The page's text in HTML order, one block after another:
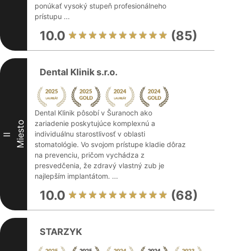
ponúkať vysoký stupeň profesionálneho
prístupu ...
10.0 (85)
II Miesto
Dental Klinik s.r.o.
Dental Klinik pôsobí v Šuranoch ako
zariadenie poskytujúce komplexnú a
individuálnu starostlivosť v oblasti
stomatológie. Vo svojom prístupe kladie dôraz
na prevenciu, pričom vychádza z
presvedčenia, že zdravý vlastný zub je
najlepším implantátom. ...
10.0 (68)
STARZYK